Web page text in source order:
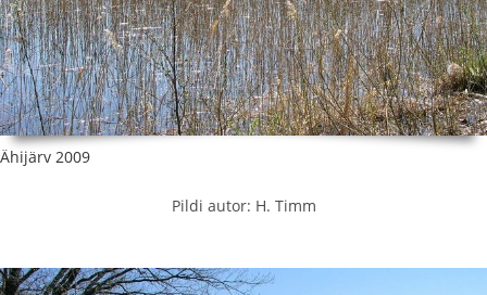
Ähijärv 2009
Pildi autor: H. Timm